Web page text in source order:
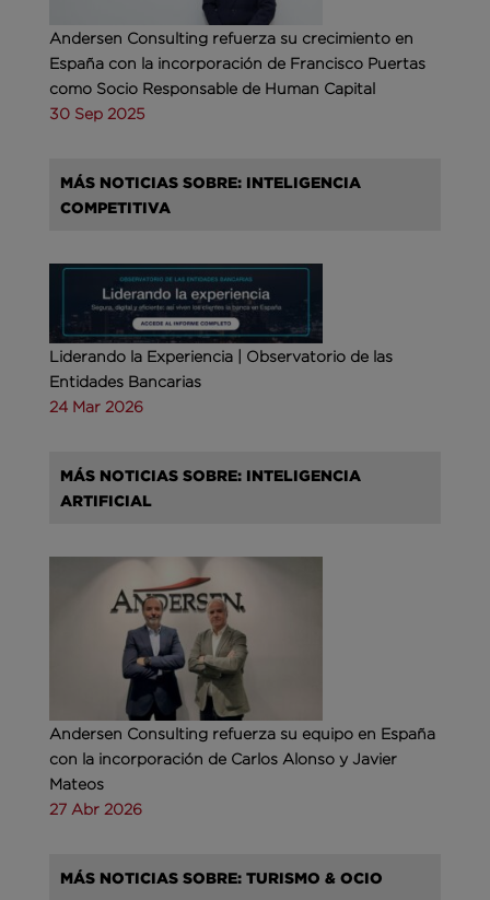
Andersen Consulting refuerza su crecimiento en
España con la incorporación de Francisco Puertas
como Socio Responsable de Human Capital
30 Sep 2025
MÁS NOTICIAS SOBRE: INTELIGENCIA
COMPETITIVA
Liderando la Experiencia | Observatorio de las
Entidades Bancarias
24 Mar 2026
MÁS NOTICIAS SOBRE: INTELIGENCIA
ARTIFICIAL
Andersen Consulting refuerza su equipo en España
con la incorporación de Carlos Alonso y Javier
Mateos
27 Abr 2026
MÁS NOTICIAS SOBRE: TURISMO & OCIO